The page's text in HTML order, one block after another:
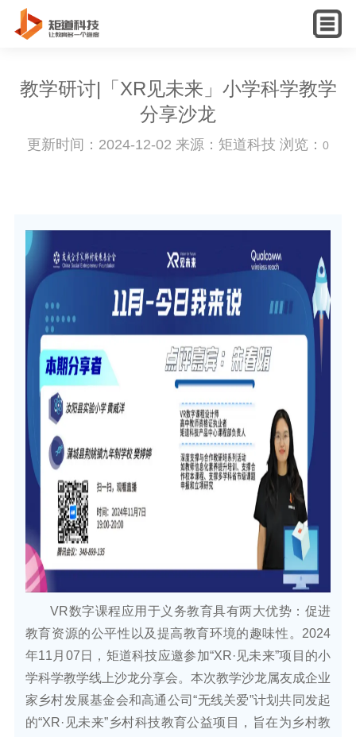
English
教学研讨|「XR见未来」小学科学教学
分享沙龙
更新时间：2024-12-02 来源：矩道科技 浏览： 0
VR数字课程应用于义务教育具有两大优势：促进
教育资源的公平性以及提高教育环境的趣味性。2024
年11月07日，矩道科技应邀参加“XR·见未来”项目的小
学科学教学线上沙龙分享会。本次教学沙龙属友成企业
家乡村发展基金会和高通公司“无线关爱”计划共同发起
的“XR·见未来”乡村科技教育公益项目，旨在为乡村教